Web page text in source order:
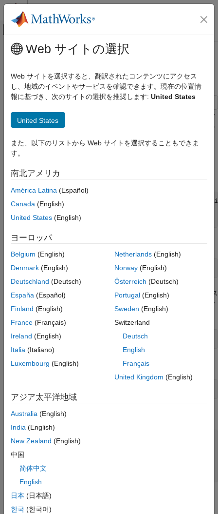
コンテンツへスキップ
オフキャンバス ナビゲーション メ
ドキュメンテーションのホーム
Communications Toolbox
伝播とチャネル モデル
AWGN チャネルでの一般的な QAM 変調のシ
ンボル レートの推定
項目一覧
参考
メインコンテンツ
AWGN チャネルでの一般的な QAM
変調のシンボル レートの推定
ガウス ノイズが存在する場合は非矩形の 16 配列コンスタレーシ
ョンを使用してデータの送受信を行います。ノイズを含むコンス
ンボル エラー レート (SER) を見積もります。
レーションを作成します。
c = [-5 -5i 5 5i -3 -3-3i -3i 3-3i 3 3+3i 3i -3+3i -1 -
sigpower = pow2db(mean(abs(c).^2));
M = length(c);
ランダムなシンボルを生成します。
data = randi([0 M-1],2000,1);
関数 genqammodを使用してデータを変調します。カスタム コンス
タレーションは矩形ではないため、一般的な QAM 変調が必要で
す。
modData = genqammod(data,c);
SNR が 20 dB の AWGN チャネル経由で信号を渡します。
受信信号と基準コンスタレーション
h = scatterplot(rxSig);
grid
hold off
Web サイトの選択
Web サイトを選択すると、翻訳されたコンテンツにアクセス
し、地域のイベントやサービスを確認できます。現在の位置情
報に基づき、次のサイトの選択を推奨します: United States
United States
また、以下のリストから Web サイトを選択することもできま
す。
南北アメリカ
América Latina (Español)
Canada (English)
United States (English)
ヨーロッパ
Belgium (English)
Denmark (English)
Deutschland (Deutsch)
España (Español)
Finland (English)
France (Français)
Ireland (English)
Italia (Italiano)
Luxembourg (English)
Netherlands(English)
Norway(English)
Österreich (Deutsch)
Portugal(English)
Sweden (English)
Switzerland
Deutsch
English
Français
United Kingdom (English)
アジア太平洋地域
Australia (English)
India (English)
New Zealand (English)
中国
简体中文
English
日本 (日本語)
한국 (한국어)